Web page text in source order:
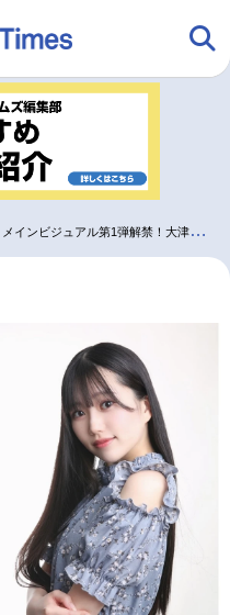
アニメ
トレンド 無料マンガ
声優記事一覧
実写化映画一覧
ビジュアル第1弾解禁！大津茉里役に川石奈奈